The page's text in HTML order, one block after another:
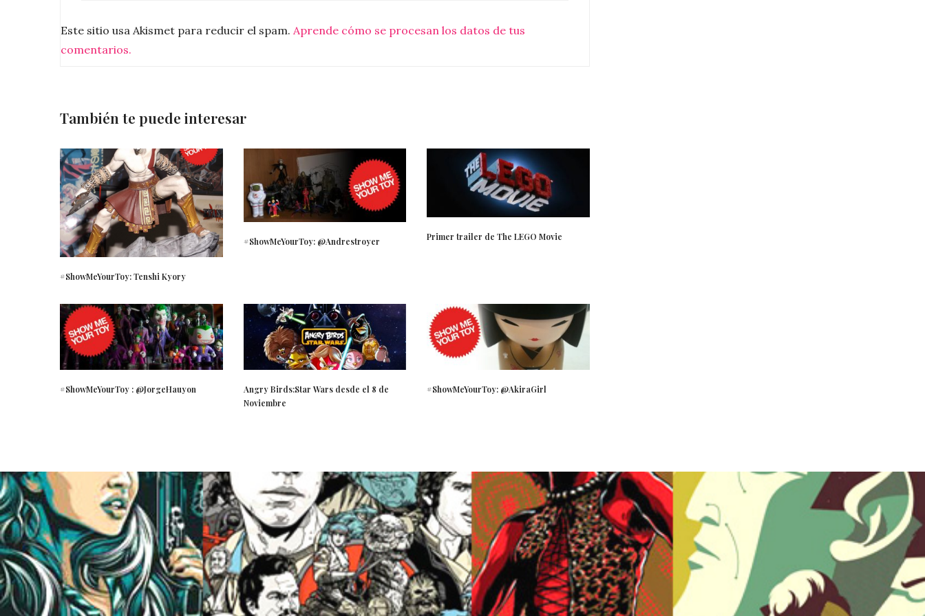
Este sitio usa Akismet para reducir el spam. Aprende cómo se procesan los datos de tus
comentarios.
También te puede interesar
#ShowMeYourToy: Tenshi Kyory
#ShowMeYourToy: @Andrestroyer Primer trailer de The LEGO Movie
#ShowMeYourToy : @JorgeHauyon
Angry Birds:Star Wars desde el 8 de
Noviembre
#ShowMeYourToy: @AkiraGirl